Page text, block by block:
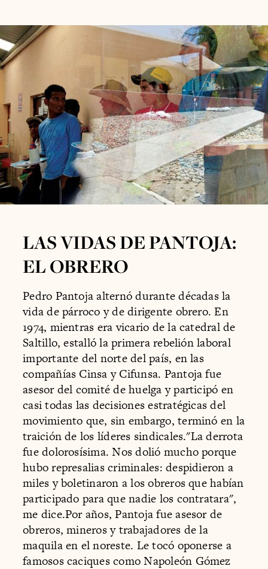
LAS VIDAS DE PANTOJA:
EL OBRERO
Pedro Pantoja alternó durante décadas la
vida de párroco y de dirigente obrero. En
1974, mientras era vicario de la catedral de
Saltillo, estalló la primera rebelión laboral
importante del norte del país, en las
compañías Cinsa y Cifunsa. Pantoja fue
asesor del comité de huelga y participó en
casi todas las decisiones estratégicas del
movimiento que, sin embargo, terminó en la
traición de los líderes sindicales."La derrota
fue dolorosísima. Nos dolió mucho porque
hubo represalias criminales: despidieron a
miles y boletinaron a los obreros que habían
participado para que nadie los contratara",
me dice.Por años, Pantoja fue asesor de
obreros, mineros y trabajadores de la
maquila en el noreste. Le tocó oponerse a
famosos caciques como Napoleón Gómez